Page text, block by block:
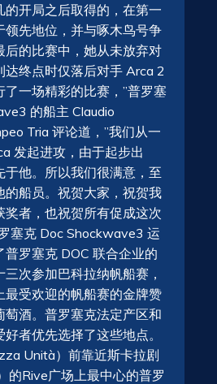
的开局之后取得的，在第一
领先地位，并与啄木鸟号争
后的比赛中，她从未放弃对
达终点时仅落后对手 Arca 2
一场精彩的比赛，”普罗塞
的船主 Claudio
Tria 评论道，”我们从一
发起进攻，由于起步出
于他。所以我们很满意，至
的船员。祝贺大家，祝贺我
奖者，也祝贺所有促成这次
塞克 Doc Shockwave3 运
罗塞克 DOC 联合企业的
次参加巴科拉纳帆船赛，
最受欢迎的帆船赛的金牌赞
萄酒。普罗塞克法定产区和
者优先选择了这些地点。
Unità）前靠近斯卡拉剧
的Rive广场上最中心的普罗